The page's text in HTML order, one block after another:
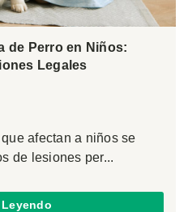
de Perro en Niños:
Legales
afectan a niños se
de lesiones per...